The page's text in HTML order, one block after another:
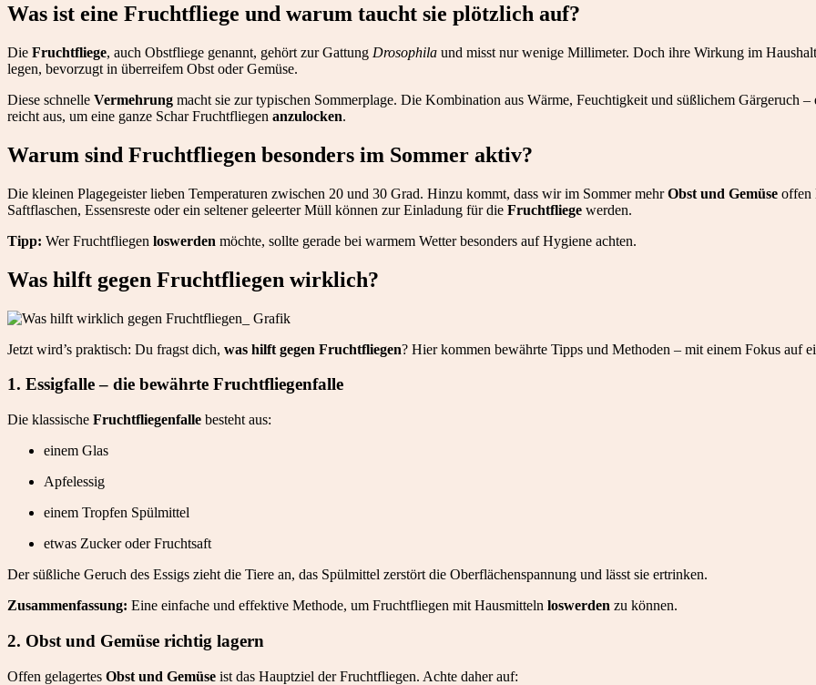
Was ist eine Fruchtfliege und warum taucht sie plötzlich auf?
Die Fruchtfliege, auch Obstfliege genannt, gehört zur Gattung Drosophila und misst nur wenige Millimeter. Doch ihre Wirkung im
legen, bevorzugt in überreifem Obst oder Gemüse.
Diese schnelle Vermehrung macht sie zur typischen Sommerplage. Die Kombination aus Wärme, Feuchtigkeit und süßlichem Gärgeruch
reicht aus, um eine ganze Schar Fruchtfliegen anzulocken.
Warum sind Fruchtfliegen besonders im Sommer aktiv?
Die kleinen Plagegeister lieben Temperaturen zwischen 20 und 30 Grad. Hinzu kommt, dass wir im Sommer mehrObst und Gemüse offen
Saftflaschen, Essensreste oder ein seltener geleerter Müll können zur Einladung für die Fruchtfliege werden.
Tipp: Wer Fruchtfliegen loswerden möchte, sollte gerade bei warmem Wetter besonders auf Hygiene achten.
Was hilft gegen Fruchtfliegen wirklich?
Jetzt wird’s praktisch: Du fragst dich, was hilft gegen Fruchtfliegen? Hier kommen bewährte Tipps und Methoden – mit einem Fokus auf
1. Essigfalle – die bewährte Fruchtfliegenfalle
Die klassische Fruchtfliegenfalle besteht aus:
einem Glas
Apfelessig
einem Tropfen Spülmittel
etwas Zucker oder Fruchtsaft
Der süßliche Geruch des Essigs zieht die Tiere an, das Spülmittel zerstört die Oberflächenspannung und lässt sie ertrinken.
Zusammenfassung: Eine einfache und effektive Methode, um Fruchtfliegen mit Hausmitteln loswerden zu können.
2. Obst und Gemüse richtig lagern
Offen gelagertes Obst und Gemüse ist das Hauptziel der Fruchtfliegen. Achte daher auf: